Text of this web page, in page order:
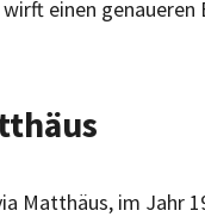
einen
Matthäus, im Jahr